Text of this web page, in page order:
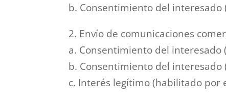
b. Consentimiento del interesado
2. Envío de comunicaciones
a. Consentimiento del interesado
b. Consentimiento del interesado
c. Interés legítimo (habilitado por